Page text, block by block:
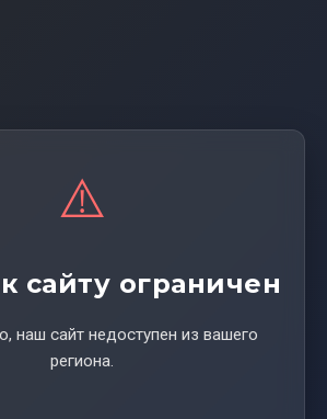
⚠️
сайту ограничен
наш сайт недоступен из вашего
региона.